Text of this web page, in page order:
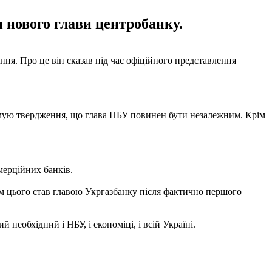
глави центробанку.
Про це він сказав під час офіційного представлення
твердження, що глава НБУ повинен бути незалежним. Крім
банків.
цього став главою Укргазбанку після фактично першого
і НБУ, і економіці, і всій Україні.